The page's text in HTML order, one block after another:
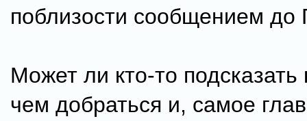
поблизости сообщением до
Может ли кто-то
чем добраться и, самое